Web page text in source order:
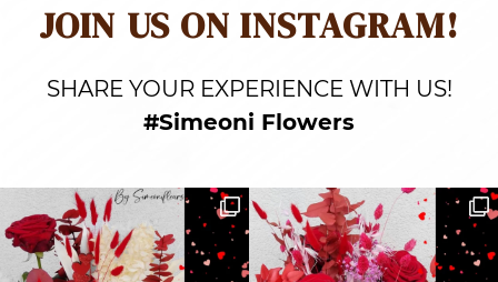
JOIN US ON INSTAGRAM!
SHARE YOUR EXPERIENCE WITH US!
#Simeoni Flowers